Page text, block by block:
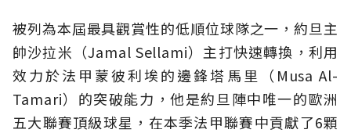
被列為本屆最具觀賞性的低順位球隊之一，約旦主
帥沙拉米（Jamal Sellami）主打快速轉換，利用
效力於法甲蒙彼利埃的邊鋒塔馬里（Musa Al-
Tamari）的突破能力，他是約旦陣中唯一的歐洲
五大聯賽頂級球星，在本季法甲聯賽中貢獻了6顆